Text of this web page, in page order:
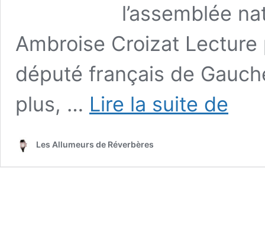
l’assemblée
Ambroise Croizat Lecture
député français de
plus, … Lire la suite de
Les Allumeurs de Réverbères